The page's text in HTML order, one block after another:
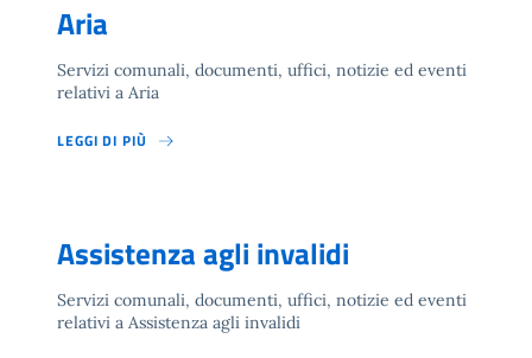
Aria
Servizi comunali, documenti, uffici, notizie ed eventi
relativi a Aria
LEGGI DI PIÙ
Assistenza agli invalidi
Servizi comunali, documenti, uffici, notizie ed eventi
relativi a Assistenza agli invalidi